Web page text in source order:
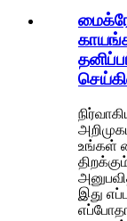
உங்கள்
இது